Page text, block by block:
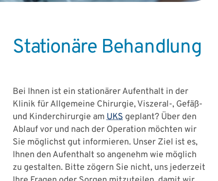
Stationäre Behandlung
Bei Ihnen ist ein stationärer Aufenthalt in der
Klinik für Allgemeine Chirurgie, Viszeral-, Gefäß-
und Kinderchirurgie am UKS geplant? Über den
Ablauf vor und nach der Operation möchten wir
Sie möglichst gut informieren. Unser Ziel ist es,
Ihnen den Aufenthalt so angenehm wie möglich
zu gestalten. Bitte zögern Sie nicht, uns jederzeit